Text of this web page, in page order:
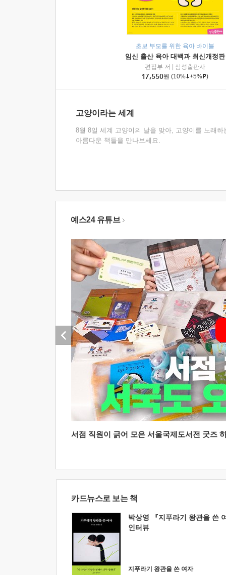
초보 부모를 위한 육아 바이블
임신 출산 육아 대백과 최신개정판
편집부 저
삼성출판사
17,550원 (10% +5% )
고양이라는 세계
8월 8일 세계 고양이의 날을 맞아, 고양이를 노래하
아름다운 책들을 만나보세요.
예스24 유튜브
서점 직원이 긁어 모은 서울국제도서전 굿즈
카드뉴스로 보는 책
박상영 『지푸라기 왕관을 쓴
인터뷰
지푸라기 왕관을 쓴 여자